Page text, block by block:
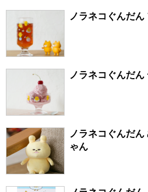
ノラネコぐんだ
ゃん